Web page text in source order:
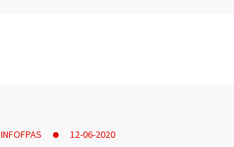
INFOFPAS 12-06-2020